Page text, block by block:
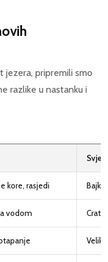
jezera, pripremili smo
razlike u nastanku i
kore, rasjedi
vodom